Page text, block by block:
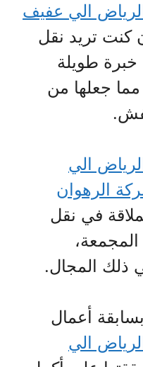
الي عفيف
كنت تريد نقل
خبرة طويلة
جعلها من
الي
الرهوان
في نقل
ذلك المجال.
أعمال
الي